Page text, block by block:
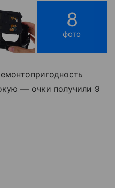
8
фото
— очки получили 9